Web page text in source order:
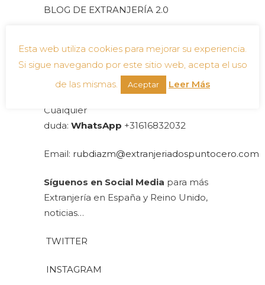
BLOG DE EXTRANJERÍA 2.0
suscríbete a nuestra newslette r
Datos de contacto:
Cualquier
duda: WhatsApp +31616832032
Email: rubdiazm@extranjeriadospuntocero.com
Síguenos en Social Media para más
Extranjería en España y Reino Unido,
noticias…
TWITTER
INSTAGRAM
Esta web utiliza cookies para mejorar su experiencia.
Si sigue navegando por este sitio web, acepta el uso
de las mismas.
Aceptar Leer Más